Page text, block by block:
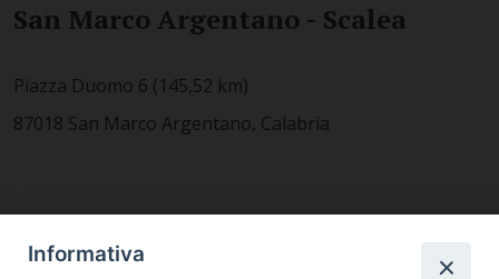
San Marco Argentano - Scalea
Piazza Duomo 6 (145,52 km)
87018 San Marco Argentano, Calabria
Informativa